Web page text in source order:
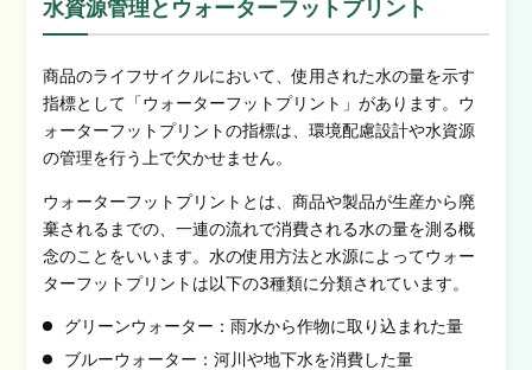
水資源管理とウォーターフットプリント
商品のライフサイクルにおいて、使用された水の量を示す
指標として「ウォーターフットプリント」があります。 ウ
ォーターフットプリントの指標は、環境配慮設計や水資源
の管理を行う上で欠かせません。
ウォーターフットプリントとは、商品や製品が生産から廃
棄されるまでの、一連の流れで消費される水の量を測る概
念のことをいいます。水の使用方法と水源によってウォー
ターフットプリントは以下の3種類に分類されています。
グリーンウォーター：雨水から作物に取り込まれた量
ブルーウォーター ：河川や地下水を消費した量